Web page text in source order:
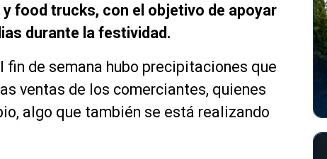
food trucks, con el objetivo de apoyar
durante la festividad.
fin de semana hubo precipitaciones que
ventas de los comerciantes, quienes
algo que también se está realizando